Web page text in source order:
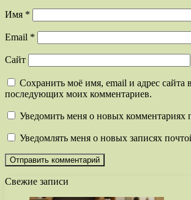
Имя *
Email *
Сайт
Сохранить моё имя, email и адрес сайта
последующих моих комментариев.
Уведомить меня о новых комментариях
Уведомлять меня о новых записях
Свежие записи